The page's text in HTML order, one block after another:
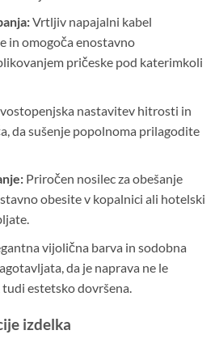
Vrtljiv napajalni kabel
in omogoča enostavno
pričeske pod katerimkoli
nastavitev hitrosti in
da sušenje popolnoma prilagodite
Priročen nosilec za obešanje
obesite v kopalnici ali hotelski
vijolična barva in sodobna
da je naprava ne le
estetsko dovršena.
izdelka